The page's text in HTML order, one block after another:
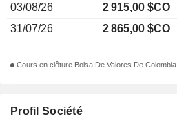
Profil Société
03/08/26
2 915,00 $CO
31/07/26
2 865,00 $CO
Cours en clôture Bolsa De Valores De Colombia